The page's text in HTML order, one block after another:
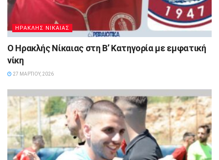
ΗΡΑΚΛΗΣ ΝΙΚΑΙΑΣ
Ο Ηρακλής Νίκαιας στη Β’ Κατηγορία με εμφατική
νίκη
27 ΜΑΡΤΊΟΥ, 2026